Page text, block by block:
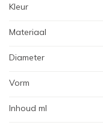
Kleur
Materiaal
Diameter
Vorm
Inhoud ml